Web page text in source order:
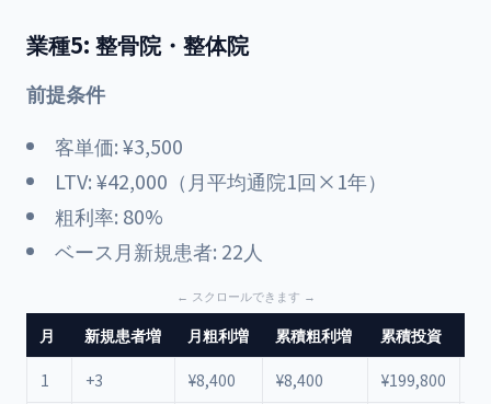
業種5: 整骨院・整体院
前提条件
客単価: ¥3,500
LTV: ¥42,000（月平均通院1回×1年）
粗利率: 80%
ベース月新規患者: 22人
月 新規患者増 月粗利増 累積粗利増 累積投資
1 +3 ¥8,400 ¥8,400 ¥199,800